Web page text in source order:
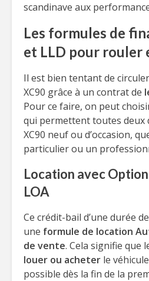
scandinave aux
Les formules de
et LLD pour rouler
Il est bien tentant de
XC90 grâce à un contrat de
Pour ce faire, on peut
qui permettent toutes deux
XC90 neuf ou d’occasion,
particulier ou un
Location avec Option
LOA
Ce crédit-bail d’une durée
une formule de location
de vente. Cela signifie que
louer ou acheter le
possible dès la fin de la